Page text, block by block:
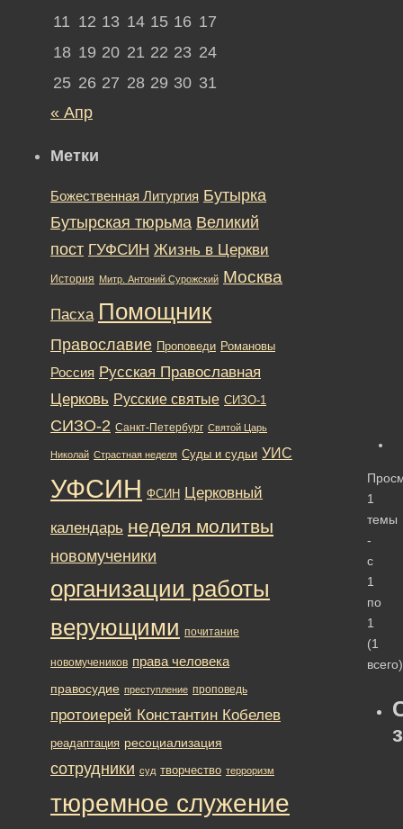
1
темы
-
с
1
по
1
(1
всего)
11 12 13 14 15 16 17
18 19 20 21 22 23 24
25 26 27 28 29 30 31
« Апр
Метки
Божественная Литургия Бутырка
Бутырская тюрьма Великий
пост ГУФСИН Жизнь в Церкви
История Митр. Антоний Сурожский Москва
Пасха Помощник
Православие Проповеди Романовы
Россия Русская Православная
Церковь Русские святые СИЗО-1
СИЗО-2 Санкт-Петербург Святой Царь
Николай Страстная неделя Суды и судьи УИС
УФСИН ФСИН Церковный
календарь неделя молитвы
новомученики
организации работы
верующими почитание
новомучеников права человека
правосудие преступление проповедь
протоиерей Константин Кобелев
реадаптация ресоциализация
сотрудники суд творчество терроризм
тюремное служение